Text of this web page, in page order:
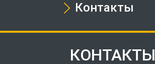
Контакты
КОНТАКТЫ